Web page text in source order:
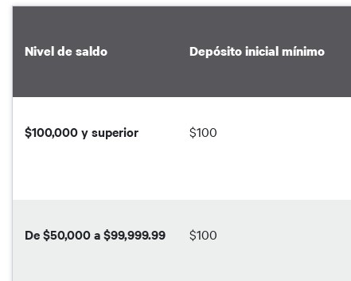
Nivel de saldo Depósito inicial mínimo
$100,000 y superior $100
De $50,000 a $99,999.99 $100